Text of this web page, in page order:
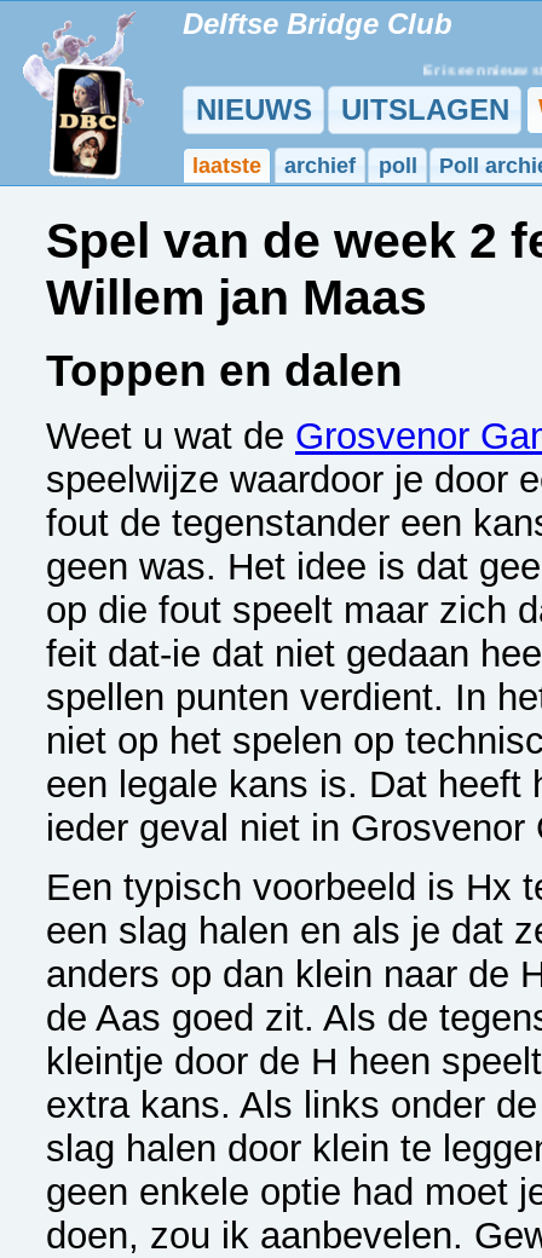
Delftse Bridge Club
Er is een nieuw
NIEUWS UITSLAGEN
laatste archief poll Poll
Spel van de week 2
Willem jan Maas
Toppen en dalen
Weet u wat de Grosvenor
speelwijze waardoor je door
fout de tegenstander een
geen was. Het idee is dat
op die fout speelt maar zich
feit dat-ie dat niet gedaan
spellen punten verdient. In
niet op het spelen op
een legale kans is. Dat heeft
ieder geval niet in Grosvenor
Een typisch voorbeeld is Hx
een slag halen en als je dat
anders op dan klein naar de
de Aas goed zit. Als de
kleintje door de H heen
extra kans. Als links onder
slag halen door klein te
geen enkele optie had moet
doen, zou ik aanbevelen.